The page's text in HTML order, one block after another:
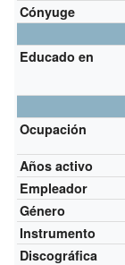
Cónyuge
Educado en
Ocupación
Años activo
Empleador
Género
Instrumento
Discográfica